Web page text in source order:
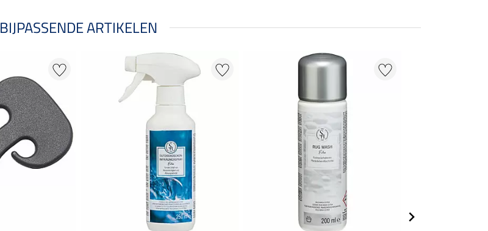
BIJPASSENDE ARTIKELEN